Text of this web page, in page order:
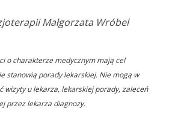
Małgorzata Wróbel
o charakterze medycznym mają cel
stanowią porady lekarskiej. Nie mogą w
wizyty u lekarza, lekarskiej porady, zaleceń
przez lekarza diagnozy.